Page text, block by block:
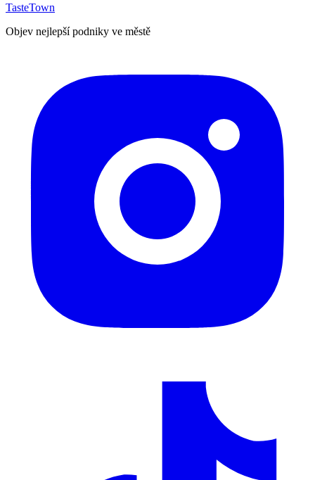
TasteTown
Objev nejlepší podniky ve městě